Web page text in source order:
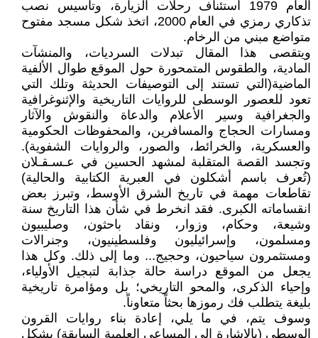
العام 1979 استئناف رحلات الزيارة، وتأسيس نصب
تذكاري رمزي في العام 2000، اتخذ شكل مسجد مفتوح
متواضع مبني من الرخام.
ويتقصى هذا المقال تبدلات السرديات، والمنشآت
المادية، والطقوس المتمحورة حول الموقع طوال الألفية
الماضية(التي تستند إلى التوصيفات الحديثة وتلك التي
تعود للعصور الوسطى للروايات التاريخية والإثنوغرافية
والجغرافية وسير الأعلام والدعاة والنقوش والآثار
ومسارات الحجاج والمسافرين، والمحفوظات الحكومية
والعسكرية، والخرائط، والصور، والروايات الشفوية).
وتجسد القصة المتقلبة لمشهد الحسين في عـسـقـلان
(تُعرف باسم أشكلون في العبرية الكتابية والحالية)
تقاطعات مهمة في تاريخ الشرق الأوسط، وتبرز بعض
انقساماته الكبرى. فقد انخرط في شأن هذا التاريخ سنة
وشيعة، وحكام، وزوار، ونقاد باحثون، وصليبيون
ومسلمون، وإسرائيليون وفلسطينيون، وجنرالات
ومستثمرون سياحيون، وحجيج... وما إلى ذلك. وكل هذا
يجعل من الموقع دراسة حالة جذابة لتبجيل الأولياء،
وإحياء الذكرى، والمحو التاريخي؛ بل ومؤامرة تاريخية
بليغة يتطلب فك رموزها بحثاً متعاوناً.
وسوف يتم، في ما يلي، إعادة بناء روايات القرون
الوسطى (بالإشارة إلى المساعي العلمية السابقة) بشكل